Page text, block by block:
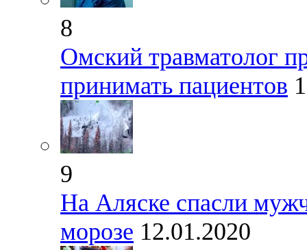
8
Омский травматолог
принимать пациентов
9
На Аляске спасли
морозе 12.01.2020